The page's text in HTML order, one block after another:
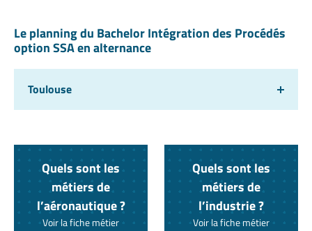
Le planning du Bachelor Intégration des Procédés
option SSA en alternance
Toulouse
Quels sont les
métiers de
l’aéronautique ?
Voir la fiche métier
Quels sont les
métiers de
l’industrie ?
Voir la fiche métier